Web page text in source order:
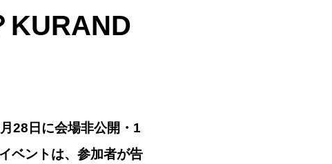
KURAND
28日に会場非公開・1
ベントは、参加者が告